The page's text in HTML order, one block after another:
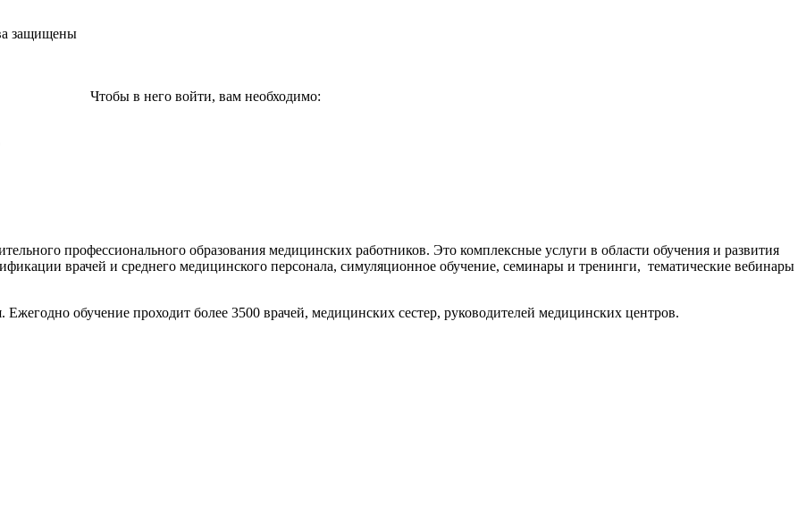
защищены
Чтобы в него войти, вам необходимо:
профессионального образования медицинских работников. Это комплексные услуги в области обучения и развития
врачей и среднего медицинского персонала, симуляционное обучение, семинары и тренинги, тематические вебинары
обучение проходит более 3500 врачей, медицинских сестер, руководителей медицинских центров.